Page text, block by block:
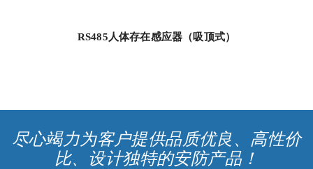
RS485人体存在感应器（吸顶式）
尽心竭力为客户提供品质优良、高性价
比、设计独特的安防产品！